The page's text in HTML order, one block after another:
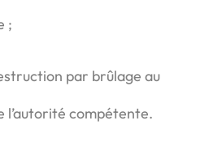
;
par brûlage au
compétente.